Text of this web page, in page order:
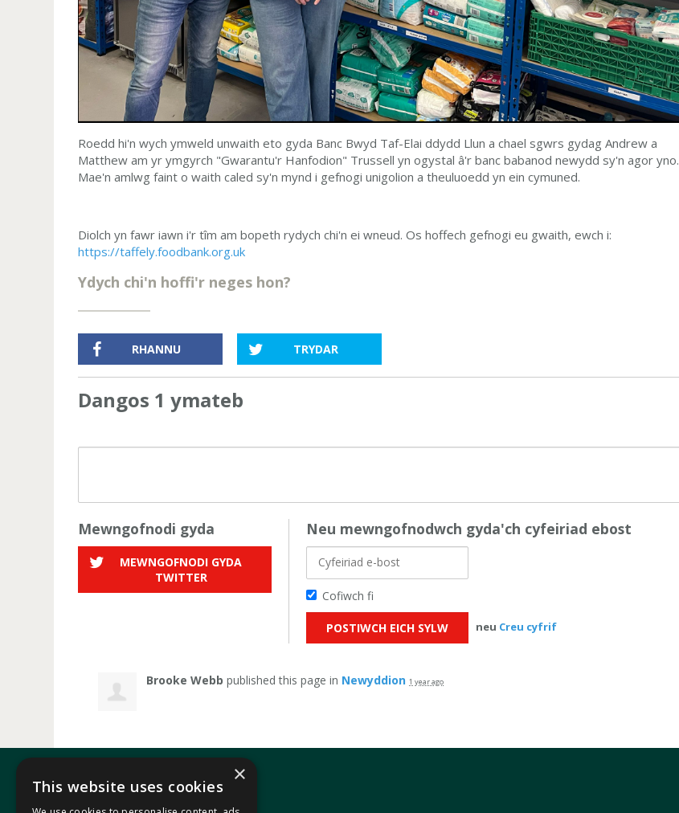
Roedd hi'n wych ymweld unwaith eto gyda Banc Bwyd Taf-Elai ddydd Llun a chael sgwrs gydag Andrew a
Matthew am yr ymgyrch "Gwarantu'r Hanfodion" Trussell yn ogystal â'r banc babanod newydd sy'n agor yno.
Mae'n amlwg faint o waith caled sy'n mynd i gefnogi unigolion a theuluoedd yn ein cymuned.
Diolch yn fawr iawn i'r tîm am bopeth rydych chi'n ei wneud. Os hoffech gefnogi eu gwaith, ewch i:
https://taffely.foodbank.org.uk
Ydych chi'n hoffi'r neges hon?
RHANNU TRYDAR
Dangos 1 ymateb
Mewngofnodi gyda
MEWNGOFNODI GYDA
TWITTER
Neu mewngofnodwch gyda'ch cyfeiriad ebost
Cofiwch fi
neu Creu cyfrif
Brooke Webb published this page in Newyddion 1 year ago
×
This website uses cookies